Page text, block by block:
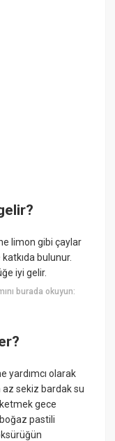
limon gibi çaylar
bulunur.
iyi gelir.
burada okuyun:
yardımcı olarak
az sekiz bardak su
gece
pastili